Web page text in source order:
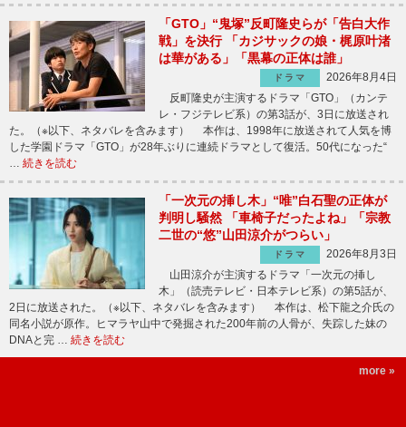
「GTO」“鬼塚”反町隆史らが「告白大作
戦」を決行 「カジサックの娘・梶原叶渚
は華がある」「黒幕の正体は誰」
ドラマ
2026年8月4日
反町隆史が主演するドラマ「GTO」（カンテ
レ・フジテレビ系）の第3話が、3日に放送され
た。（※以下、ネタバレを含みます） 本作は、1998年に放送されて人気を博
した学園ドラマ「GTO」が28年ぶりに連続ドラマとして復活。50代になった“
… 続きを読む
「一次元の挿し木」“唯”白石聖の正体が
判明し騒然 「車椅子だったよね」「宗教
二世の“悠”山田涼介がつらい」
ドラマ
2026年8月3日
山田涼介が主演するドラマ「一次元の挿し
木」（読売テレビ・日本テレビ系）の第5話が、
2日に放送された。（※以下、ネタバレを含みます） 本作は、松下龍之介氏の
同名小説が原作。ヒマラヤ山中で発掘された200年前の人骨が、失踪した妹の
DNAと完 … 続きを読む
more »